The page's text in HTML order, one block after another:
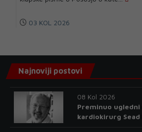
03 KOL 2026
Najnoviji postovi
08 Kol 2026
Preminuo
kardiokirurg Sead